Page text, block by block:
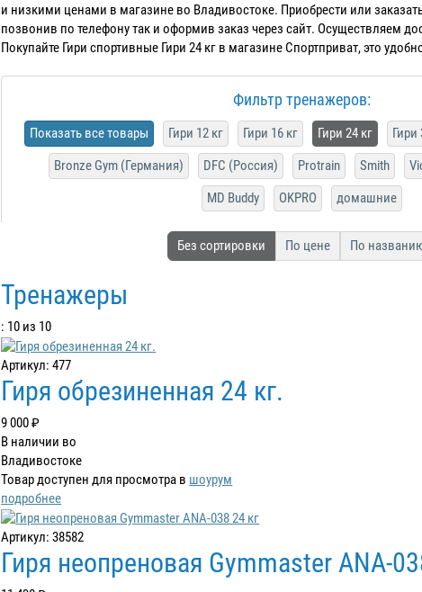
и низкими ценами в магазине во Владивостоке. Приобрести или
позвонив по телефону так и оформив заказ через сайт. Осуществляем
Покупайте Гири спортивные Гири 24 кг в магазине Спортприват, это
Фильтр тренажеров:
Показать все товары Гири 12 кг Гири 16 кг Гири 24 кг Гири
Bronze Gym (Германия)
DFC (Россия) Protrain Smith
MD Buddy
OKPRO домашние
Без сортировки По цене По
Тренажеры
: 10 из 10
Артикул: 477
Гиря обрезиненная 24 кг.
9 000 ₽
В наличии во
Владивостоке
Товар доступен для просмотра в шоурум
подробнее
Артикул: 38582
Гиря неопреновая Gymmaster ANA-